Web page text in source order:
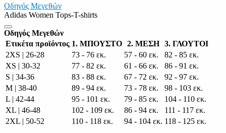
Οδηγός Μεγεθών
Adidas Women Tops-T-shirts
Οδηγός Μεγεθών
Ετικέτα προϊόντος 1. ΜΠΟΥΣΤΟ 2. ΜΕΣΗ 3. ΓΛΟΥΤΟΙ
2XS | 26-28
73 - 76 εκ. 57 - 60 εκ.
82 - 85 εκ.
XS | 30-32
77 - 82 εκ. 61 - 66 εκ.
86 - 91 εκ.
S | 34-36
83 - 88 εκ. 67 - 72 εκ.
92 - 97 εκ.
M | 38-40
89 - 94 εκ. 73 - 78 εκ.
98 - 103 εκ.
L | 42-44
95 - 101 εκ. 79 - 85 εκ.
104 - 110 εκ.
XL | 46-48
102 - 109 εκ. 86 - 94 εκ.
111 - 117 εκ.
2XL | 50-52
110 - 118 εκ. 94 - 104 εκ. 118 - 125 εκ.